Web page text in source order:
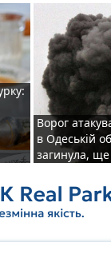
Ворог
в Одеській
загинула,